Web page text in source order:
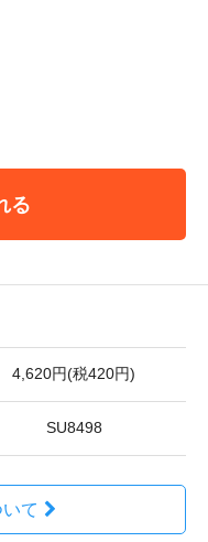
る
4,620円(税420円)
SU8498
て